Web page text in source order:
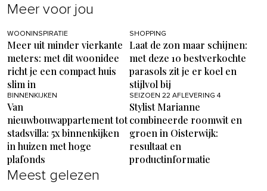
Meer voor jou
WOONINSPIRATIE
Meer uit minder vierkante
meters: met dit woonidee
richt je een compact huis
slim in
SHOPPING
Laat de zon maar schijnen:
met deze 10 bestverkochte
parasols zit je er koel en
stijlvol bij
BINNENKIJKEN
Van
nieuwbouwappartement tot
stadsvilla: 5x binnenkijken
in huizen met hoge
plafonds
SEIZOEN 22 AFLEVERING 4
Stylist Marianne
combineerde roomwit en
groen in Oisterwijk:
resultaat en
productinformatie
Meest gelezen